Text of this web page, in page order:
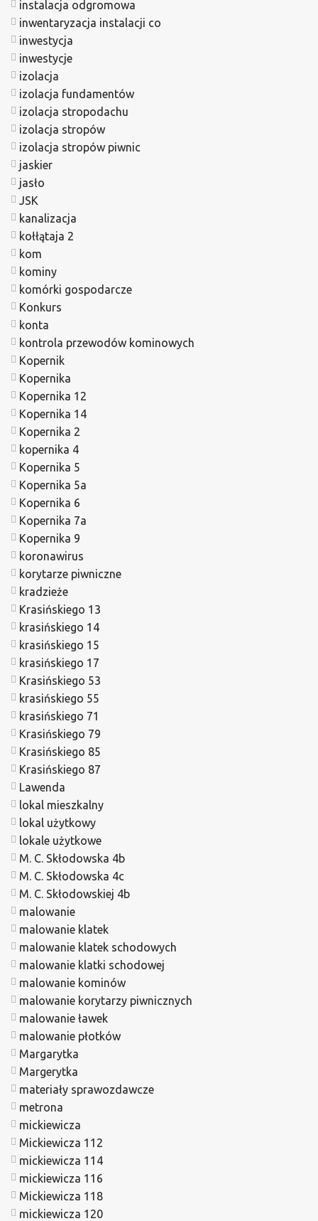
instalacja odgromowa
inwentaryzacja instalacji co
inwestycja
inwestycje
izolacja
izolacja fundamentów
izolacja stropodachu
izolacja stropów
izolacja stropów piwnic
jaskier
jasło
JSK
kanalizacja
kołłątaja 2
kom
kominy
komórki gospodarcze
Konkurs
konta
kontrola przewodów kominowych
Kopernik
Kopernika
Kopernika 12
Kopernika 14
Kopernika 2
kopernika 4
Kopernika 5
Kopernika 5a
Kopernika 6
Kopernika 7a
Kopernika 9
koronawirus
korytarze piwniczne
kradzieże
Krasińskiego 13
krasińskiego 14
krasińskiego 15
krasińskiego 17
Krasińskiego 53
krasińskiego 55
krasińskiego 71
Krasińskiego 79
Krasińskiego 85
Krasińskiego 87
Lawenda
lokal mieszkalny
lokal użytkowy
lokale użytkowe
M. C. Skłodowska 4b
M. C. Skłodowska 4c
M. C. Skłodowskiej 4b
malowanie
malowanie klatek
malowanie klatek schodowych
malowanie klatki schodowej
malowanie kominów
malowanie korytarzy piwnicznych
malowanie ławek
malowanie płotków
Margarytka
Margerytka
materiały sprawozdawcze
metrona
mickiewicza
Mickiewicza 112
mickiewicza 114
mickiewicza 116
Mickiewicza 118
mickiewicza 120